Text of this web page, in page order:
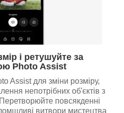
і ретушуйте за
Photo Assist
Assist для зміни розміру,
непотрібних об'єктів з
повсякденні
витвори мистецтва